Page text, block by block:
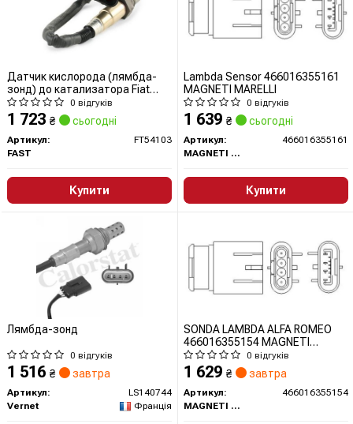
Датчик кислорода (лямбда-
зонд) до катализатора Fiat
Doblo, Fiorino 1.4 (09-)
(FT54103) Fast
0 відгуків
1 723 ₴ сьогодні
Артикул:
FT54103
FAST
Купити
Lambda Sensor 466016355161
MAGNETI MARELLI
0 відгуків
1 639 ₴ сьогодні
Артикул:
466016355161
MAGNETI MARELLI
Купити
Лямбда-зонд
0 відгуків
1 516 ₴ завтра
Артикул:
LS140744
Vernet
Франція
SONDA LAMBDA ALFA ROMEO
466016355154 MAGNETI
MARELLI
0 відгуків
1 629 ₴ завтра
Артикул:
466016355154
MAGNETI MARELLI